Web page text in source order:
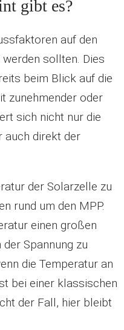
gibt es?
auf den
sollten. Dies
beim Blick auf die
zunehmender oder
sich nicht nur die
auch direkt der
der Solarzelle zu
rund um den MPP.
einen großen
Spannung zu
die Temperatur an
bei einer klassischen
der Fall, hier bleibt